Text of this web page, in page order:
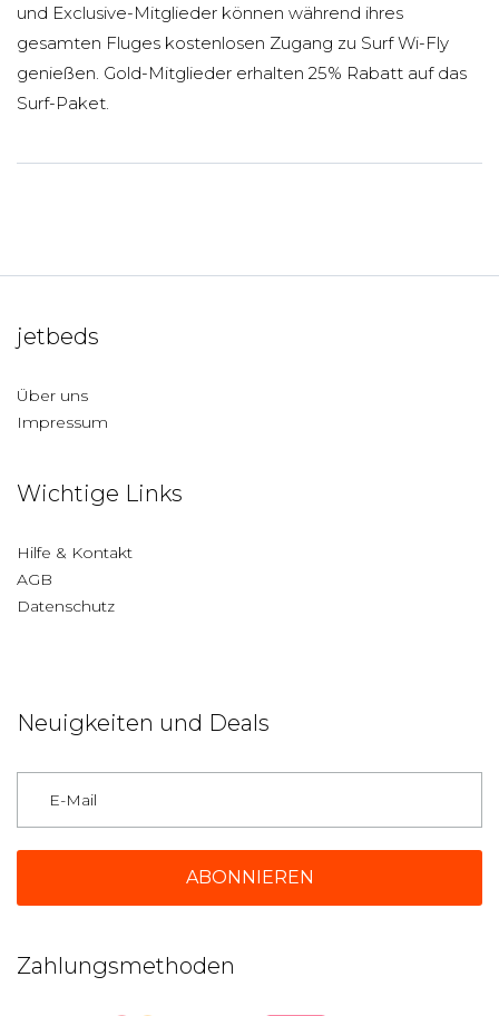
und Exclusive-Mitglieder können während ihres
gesamten Fluges kostenlosen Zugang zu Surf Wi-Fly
genießen. Gold-Mitglieder erhalten 25% Rabatt auf das
Surf-Paket.
jetbeds
Über uns
Impressum
Wichtige Links
Hilfe & Kontakt
AGB
Datenschutz
Neuigkeiten und Deals
Zahlungsmethoden